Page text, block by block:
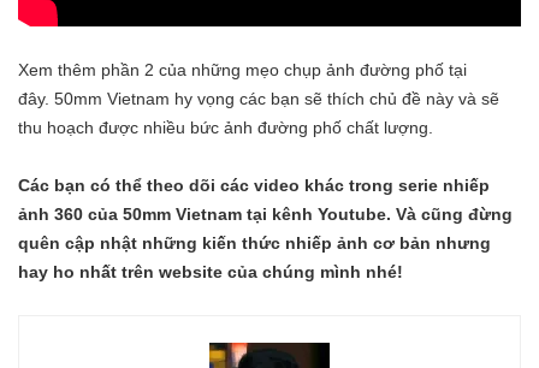
Xem thêm phần 2 của những mẹo chụp ảnh đường phố tại
đây. 50mm Vietnam hy vọng các bạn sẽ thích chủ đề này và sẽ
thu hoạch được nhiều bức ảnh đường phố chất lượng.
Các bạn có thể theo dõi các video khác trong serie nhiếp
ảnh 360 của 50mm Vietnam tại kênh Youtube. Và cũng đừng
quên cập nhật những kiến thức nhiếp ảnh cơ bản nhưng
hay ho nhất trên website của chúng mình nhé!